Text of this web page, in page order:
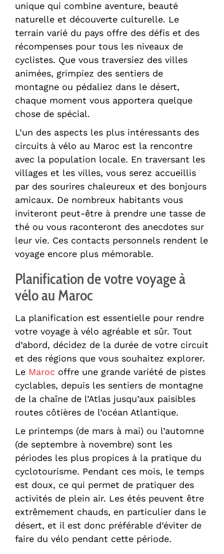
unique qui combine aventure, beauté
naturelle et découverte culturelle. Le
terrain varié du pays offre des défis et des
récompenses pour tous les niveaux de
cyclistes. Que vous traversiez des villes
animées, grimpiez des sentiers de
montagne ou pédaliez dans le désert,
chaque moment vous apportera quelque
chose de spécial.
L’un des aspects les plus intéressants des
circuits à vélo au Maroc est la rencontre
avec la population locale. En traversant les
villages et les villes, vous serez accueillis
par des sourires chaleureux et des bonjours
amicaux. De nombreux habitants vous
inviteront peut-être à prendre une tasse de
thé ou vous raconteront des anecdotes sur
leur vie. Ces contacts personnels rendent le
voyage encore plus mémorable.
Planification de votre voyage à
vélo au Maroc
La planification est essentielle pour rendre
votre voyage à vélo agréable et sûr. Tout
d’abord, décidez de la durée de votre circuit
et des régions que vous souhaitez explorer.
Le Maroc offre une grande variété de pistes
cyclables, depuis les sentiers de montagne
de la chaîne de l’Atlas jusqu’aux paisibles
routes côtières de l’océan Atlantique.
Le printemps (de mars à mai) ou l’automne
(de septembre à novembre) sont les
périodes les plus propices à la pratique du
cyclotourisme. Pendant ces mois, le temps
est doux, ce qui permet de pratiquer des
activités de plein air. Les étés peuvent être
extrêmement chauds, en particulier dans le
désert, et il est donc préférable d’éviter de
faire du vélo pendant cette période.